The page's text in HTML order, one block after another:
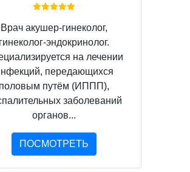
Врач акушер-гинеколог,
гинеколог-эндокринолог.
на лечении
передающихся
половым путём (ИППП),
заболеваний
органов...
ПОСМОТРЕТЬ